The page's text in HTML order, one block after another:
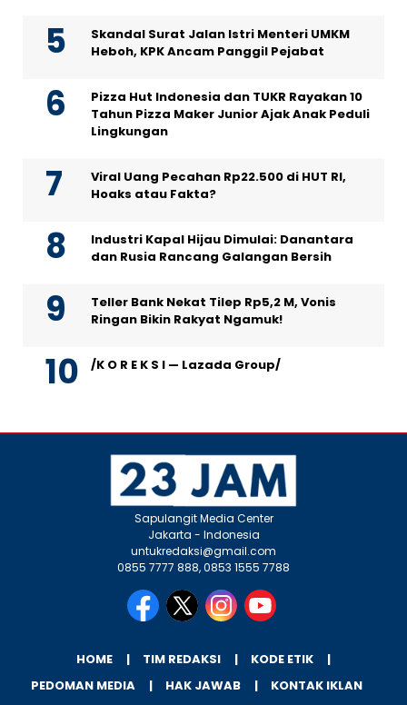
Skandal Surat Jalan Istri Menteri UMKM
Heboh, KPK Ancam Panggil Pejabat
Pizza Hut Indonesia dan TUKR Rayakan 10
Tahun Pizza Maker Junior Ajak Anak Peduli
Lingkungan
Viral Uang Pecahan Rp22.500 di HUT RI,
Hoaks atau Fakta?
Industri Kapal Hijau Dimulai: Danantara
dan Rusia Rancang Galangan Bersih
Teller Bank Nekat Tilep Rp5,2 M, Vonis
Ringan Bikin Rakyat Ngamuk!
/K O R E K S I — Lazada Group/
Sapulangit Media Center
Jakarta - Indonesia
untukredaksi@gmail.com
0855 7777 888, 0853 1555 7788
HOME TIM REDAKSI
KODE ETIK
PEDOMAN MEDIA
HAK JAWAB KONTAK IKLAN